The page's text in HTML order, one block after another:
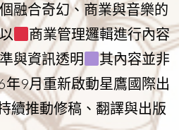
融合奇幻、商業與音樂的
商業管理邏輯進行內容
與資訊透明
其內容並非
年9月重新啟動星鷹國際出
續推動修稿、翻譯與出版